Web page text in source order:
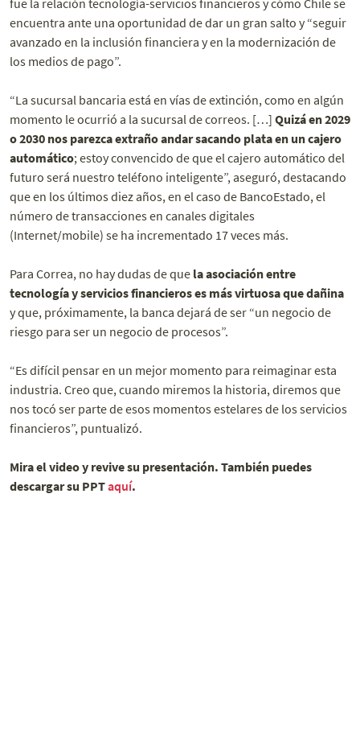
encuentra ante una oportunidad de dar un gran salto y “seguir
avanzado en la inclusión financiera y en la modernización de
los medios de pago”.
“La sucursal bancaria está en vías de extinción, como en algún
momento le ocurrió a la sucursal de correos. […] Quizá en 2029
o 2030 nos parezca extraño andar sacando plata en un cajero
automático; estoy convencido de que el cajero automático del
futuro será nuestro teléfono inteligente”, aseguró, destacando
que en los últimos diez años, en el caso de BancoEstado, el
número de transacciones en canales digitales
(Internet/mobile) se ha incrementado 17 veces más.
Para Correa, no hay dudas de que la asociación entre
tecnología y servicios financieros es más virtuosa que dañina
y que, próximamente, la banca dejará de ser “un negocio de
riesgo para ser un negocio de procesos”.
“Es difícil pensar en un mejor momento para reimaginar esta
industria. Creo que, cuando miremos la historia, diremos que
nos tocó ser parte de esos momentos estelares de los servicios
financieros”, puntualizó.
Mira el video y revive su presentación. También puedes
descargar su PPTaquí.